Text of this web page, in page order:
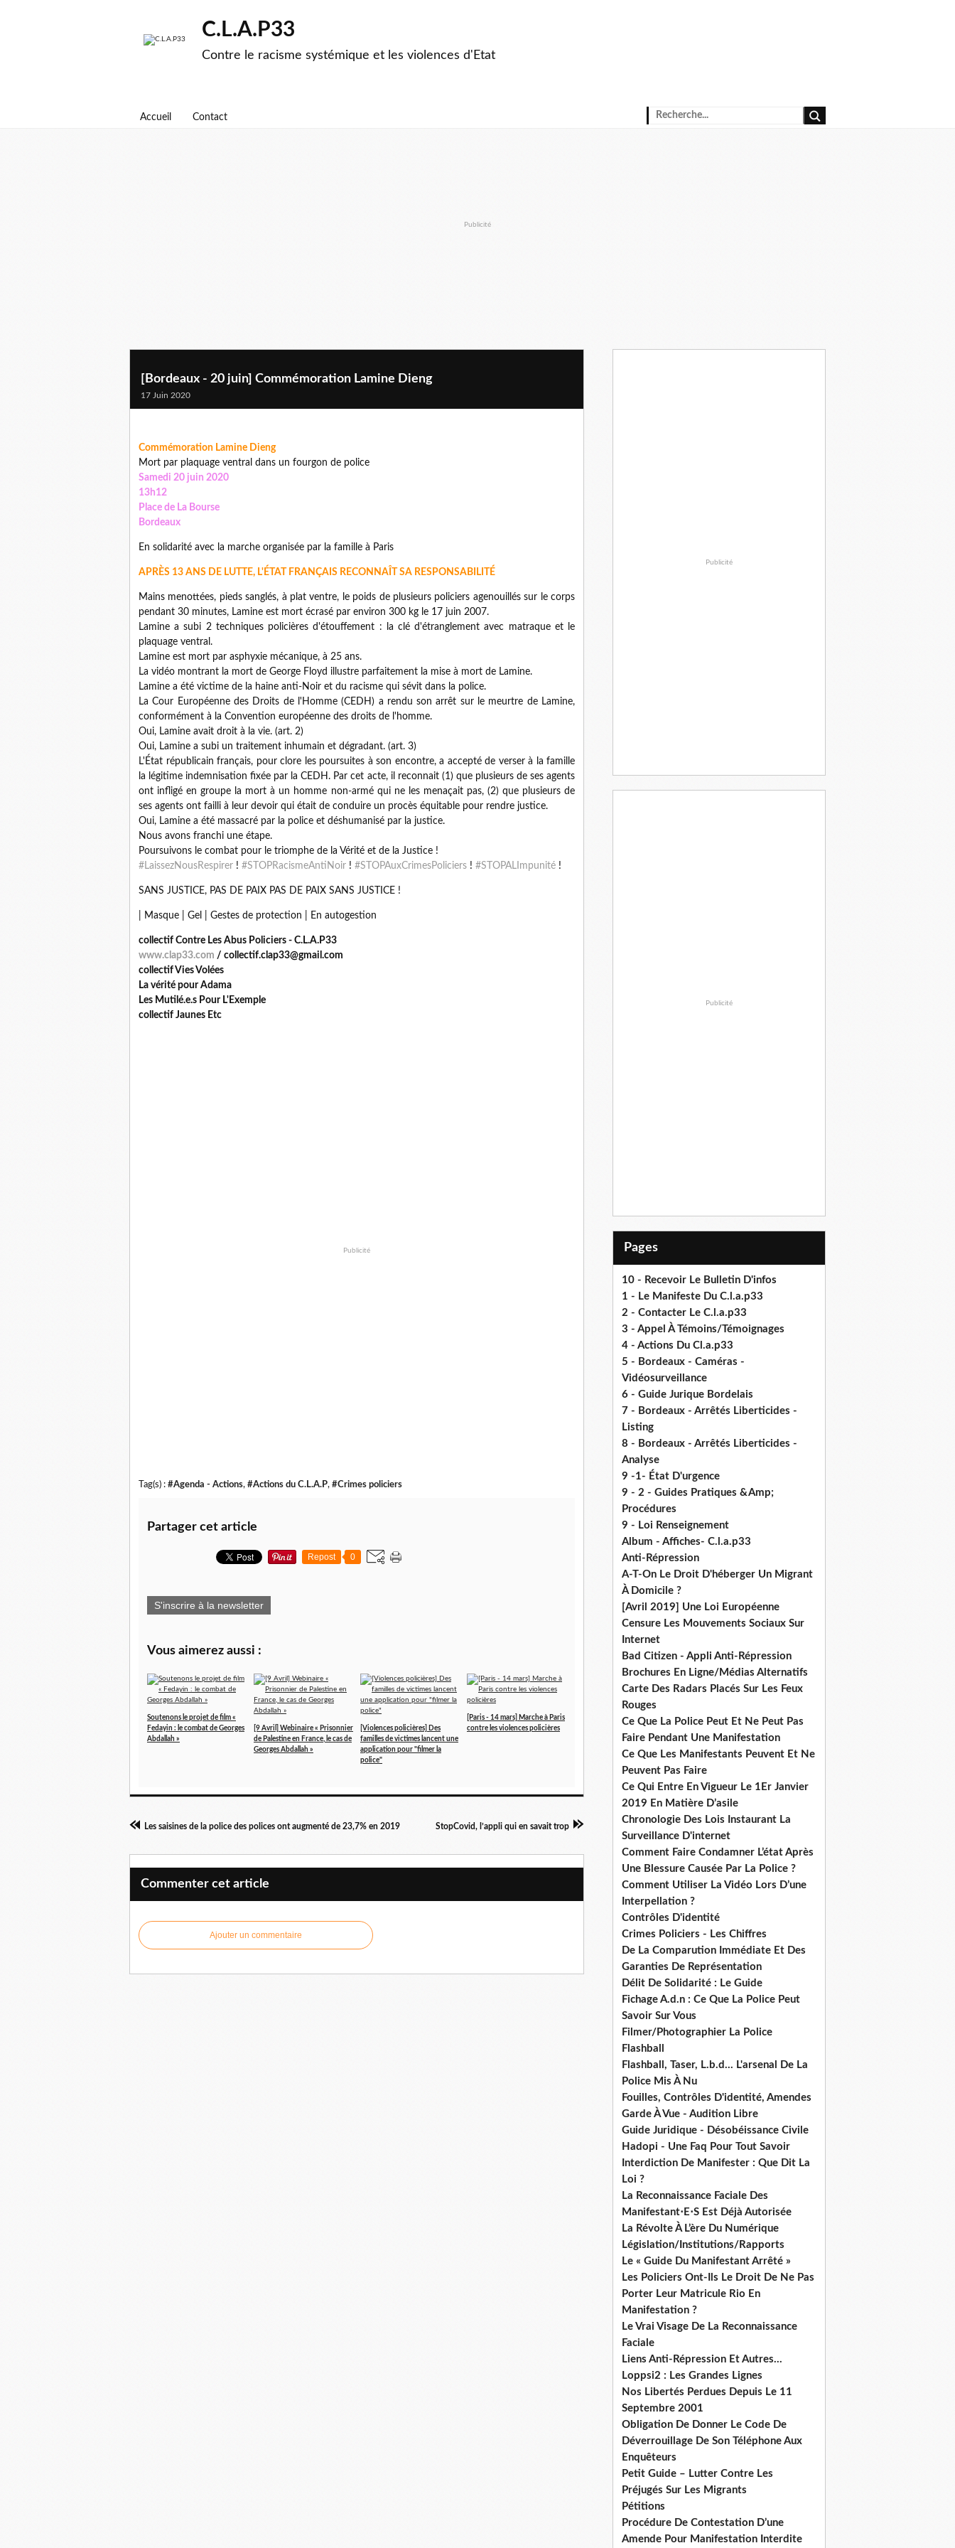
C.L.A.P33
Contre le racisme systémique et les violences d'Etat
Accueil Contact
Publicité
[Bordeaux - 20 juin] Commémoration Lamine Dieng
17 Juin 2020
Commémoration Lamine Dieng
Mort par plaquage ventral dans un fourgon de police
Samedi 20 juin 2020
13h12
Place de La Bourse
Bordeaux
En solidarité avec la marche organisée par la famille à Paris
APRÈS 13 ANS DE LUTTE, L'ÉTAT FRANÇAIS RECONNAÎT SA RESPONSABILITÉ
Mains menottées, pieds sanglés, à plat ventre, le poids de plusieurs policiers agenouillés sur le corps
pendant 30 minutes, Lamine est mort écrasé par environ 300 kg le 17 juin 2007.
Lamine a subi 2 techniques policières d'étouffement : la clé d'étranglement avec matraque et le
plaquage ventral.
Lamine est mort par asphyxie mécanique, à 25 ans.
La vidéo montrant la mort de George Floyd illustre parfaitement la mise à mort de Lamine.
Lamine a été victime de la haine anti-Noir et du racisme qui sévit dans la police.
La Cour Européenne des Droits de l'Homme (CEDH) a rendu son arrêt sur le meurtre de Lamine,
conformément à la Convention européenne des droits de l'homme.
Oui, Lamine avait droit à la vie. (art. 2)
Oui, Lamine a subi un traitement inhumain et dégradant. (art. 3)
L'État républicain français, pour clore les poursuites à son encontre, a accepté de verser à la famille
la légitime indemnisation fixée par la CEDH. Par cet acte, il reconnait (1) que plusieurs de ses agents
ont infligé en groupe la mort à un homme non-armé qui ne les menaçait pas, (2) que plusieurs de
ses agents ont failli à leur devoir qui était de conduire un procès équitable pour rendre justice.
Oui, Lamine a été massacré par la police et déshumanisé par la justice.
Nous avons franchi une étape.
Poursuivons le combat pour le triomphe de la Vérité et de la Justice !
#LaissezNousRespirer ! #STOPRacismeAntiNoir ! #STOPAuxCrimesPoliciers ! #STOPALImpunité !
SANS JUSTICE, PAS DE PAIX PAS DE PAIX SANS JUSTICE !
| Masque | Gel | Gestes de protection | En autogestion
collectif Contre Les Abus Policiers - C.L.A.P33
www.clap33.com / collectif.clap33@gmail.com
collectif Vies Volées
La vérité pour Adama
Les Mutilé.e.s Pour L'Exemple
collectif Jaunes Etc
Publicité
Tag(s) : #Agenda - Actions, #Actions du C.L.A.P, #Crimes policiers
Partager cet article
Repost 0
S'inscrire à la newsletter
Vous aimerez aussi :
Soutenons le projet de film «
Fedayin : le combat de Georges
Abdallah »
[9 Avril] Webinaire « Prisonnier
de Palestine en France, le cas de
Georges Abdallah »
[Violences policières] Des
familles de victimes lancent une
application pour "filmer la
police"
[Paris - 14 mars] Marche à Paris
contre les violences policières
Les saisines de la police des polices ont augmenté de 23,7% en 2019 StopCovid, l’appli qui en savait trop
Commenter cet article
Ajouter un commentaire
Publicité
Publicité
Pages
10 - Recevoir Le Bulletin D'infos
1 - Le Manifeste Du C.l.a.p33
2 - Contacter Le C.l.a.p33
3 - Appel À Témoins/Témoignages
4 - Actions Du Cl.a.p33
5 - Bordeaux - Caméras -
Vidéosurveillance
6 - Guide Jurique Bordelais
7 - Bordeaux - Arrêtés Liberticides -
Listing
8 - Bordeaux - Arrêtés Liberticides -
Analyse
9 -1- État D'urgence
9 - 2 - Guides Pratiques &Amp;
Procédures
9 - Loi Renseignement
Album - Affiches- C.l.a.p33
Anti-Répression
A-T-On Le Droit D'héberger Un Migrant
À Domicile ?
[Avril 2019] Une Loi Européenne
Censure Les Mouvements Sociaux Sur
Internet
Bad Citizen - Appli Anti-Répression
Brochures En Ligne/Médias Alternatifs
Carte Des Radars Placés Sur Les Feux
Rouges
Ce Que La Police Peut Et Ne Peut Pas
Faire Pendant Une Manifestation
Ce Que Les Manifestants Peuvent Et Ne
Peuvent Pas Faire
Ce Qui Entre En Vigueur Le 1Er Janvier
2019 En Matière D’asile
Chronologie Des Lois Instaurant La
Surveillance D'internet
Comment Faire Condamner L’état Après
Une Blessure Causée Par La Police ?
Comment Utiliser La Vidéo Lors D’une
Interpellation ?
Contrôles D'identité
Crimes Policiers - Les Chiffres
De La Comparution Immédiate Et Des
Garanties De Représentation
Délit De Solidarité : Le Guide
Fichage A.d.n : Ce Que La Police Peut
Savoir Sur Vous
Filmer/Photographier La Police
Flashball
Flashball, Taser, L.b.d... L'arsenal De La
Police Mis À Nu
Fouilles, Contrôles D'identité, Amendes
Garde À Vue - Audition Libre
Guide Juridique - Désobéissance Civile
Hadopi - Une Faq Pour Tout Savoir
Interdiction De Manifester : Que Dit La
Loi ?
La Reconnaissance Faciale Des
Manifestant⋅E⋅S Est Déjà Autorisée
La Révolte À L’ère Du Numérique
Législation/Institutions/Rapports
Le « Guide Du Manifestant Arrêté »
Les Policiers Ont-Ils Le Droit De Ne Pas
Porter Leur Matricule Rio En
Manifestation ?
Le Vrai Visage De La Reconnaissance
Faciale
Liens Anti-Répression Et Autres...
Loppsi2 : Les Grandes Lignes
Nos Libertés Perdues Depuis Le 11
Septembre 2001
Obligation De Donner Le Code De
Déverrouillage De Son Téléphone Aux
Enquêteurs
Petit Guide – Lutter Contre Les
Préjugés Sur Les Migrants
Pétitions
Procédure De Contestation D’une
Amende Pour Manifestation Interdite